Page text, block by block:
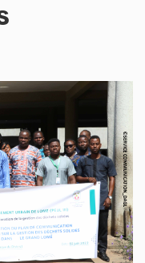
SAUVAGE DANS LA
AUX COMMUNES DU